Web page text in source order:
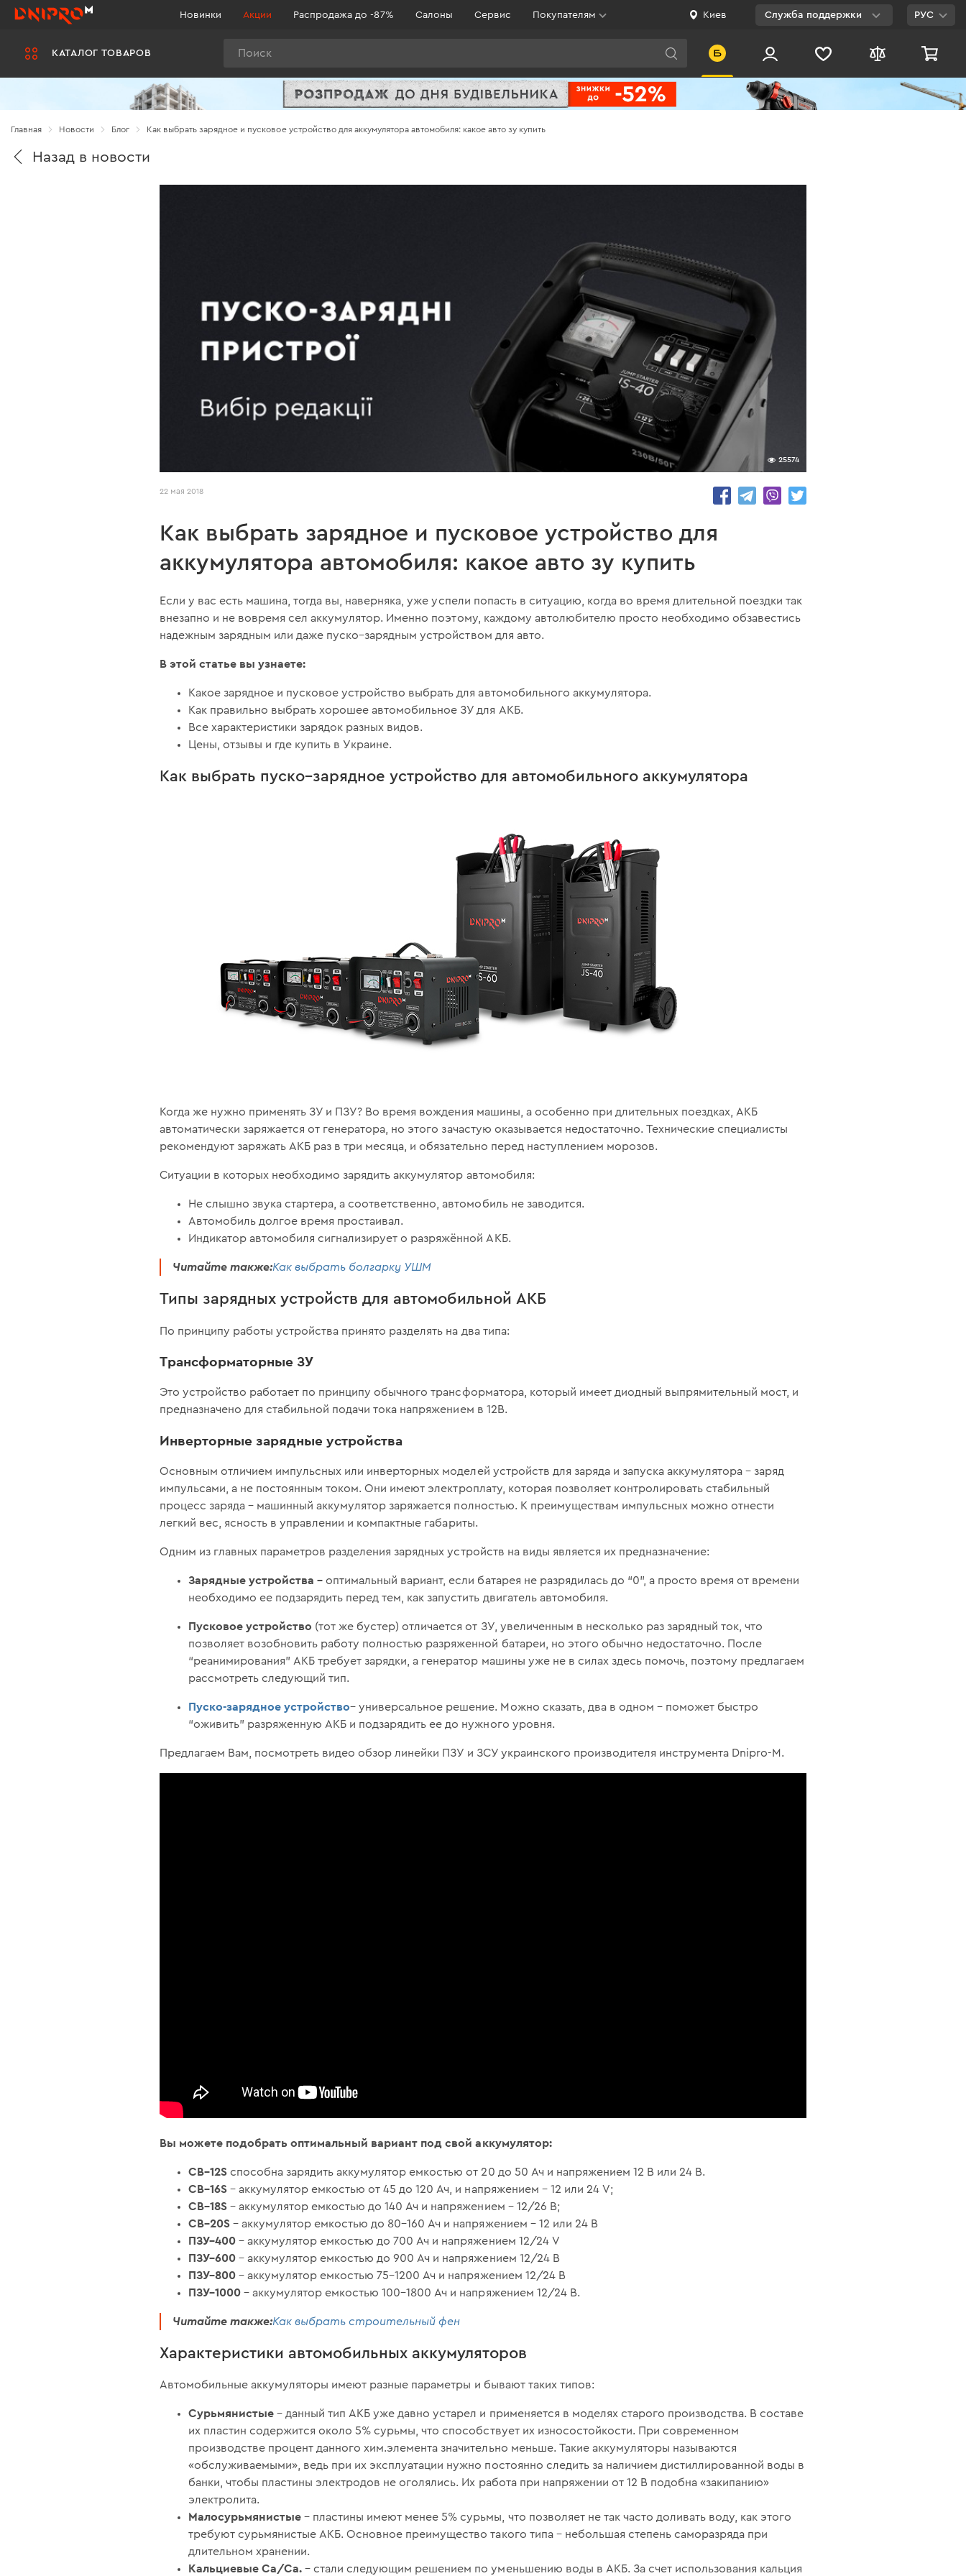
КАТАЛОГ ТОВАРОВ
Новинки Акции Распродажа до -87% Салоны Сервис Покупателям Киев Служба поддержки РУС
Главная Новости Блог Как выбрать зарядное и пусковое устройство для аккумулятора автомобиля: какое авто зу купить
Назад в новости
25574
22 мая 2018
Как выбрать зарядное и пусковое устройство для
аккумулятора автомобиля: какое авто зу купить
Если у вас есть машина, тогда вы, наверняка, уже успели попасть в ситуацию, когда во время длительной поездки так
внезапно и не вовремя сел аккумулятор. Именно поэтому, каждому автолюбителю просто необходимо обзавестись
надежным зарядным или даже пуско–зарядным устройством для авто.
В этой статье вы узнаете:
Какое зарядное и пусковое устройство выбрать для автомобильного аккумулятора.
Как правильно выбрать хорошее автомобильное ЗУ для АКБ.
Все характеристики зарядок разных видов.
Цены, отзывы и где купить в Украине.
Как выбрать пуско–зарядное устройство для автомобильного аккумулятора
Когда же нужно применять ЗУ и ПЗУ? Во время вождения машины, а особенно при длительных поездках, АКБ
автоматически заряжается от генератора, но этого зачастую оказывается недостаточно. Технические специалисты
рекомендуют заряжать АКБ раз в три месяца, и обязательно перед наступлением морозов.
Ситуации в которых необходимо зарядить аккумулятор автомобиля:
Не слышно звука стартера, а соответственно, автомобиль не заводится.
Автомобиль долгое время простаивал.
Индикатор автомобиля сигнализирует о разряжённой АКБ.
Читайте также:Как выбрать болгарку УШМ
Типы зарядных устройств для автомобильной АКБ
По принципу работы устройства принято разделять на два типа:
Трансформаторные ЗУ
Это устройство работает по принципу обычного трансформатора, который имеет диодный выпрямительный мост, и
предназначено для стабильной подачи тока напряжением в 12В.
Инверторные зарядные устройствa
Основным отличием импульсных или инверторных моделей устройств для заряда и запуска аккумулятора – заряд
импульсами, а не постоянным током. Они имеют электроплату, которая позволяет контролировать стабильный
процесс заряда – машинный аккумулятор заряжается полностью. К преимуществам импульсных можно отнести
легкий вес, ясность в управлении и компактные габариты.
Одним из главных параметров разделения зарядных устройств на виды является их предназначение:
Зарядные устройства –оптимальный вариант, если батарея не разрядилась до “0”, а просто время от времени
необходимо ее подзарядить перед тем, как запустить двигатель автомобиля.
Пусковое устройство (тот же бустер) отличается от ЗУ, увеличенным в несколько раз зарядный ток, что
позволяет возобновить работу полностью разряженной батареи, но этого обычно недостаточно. После
“реанимирования” АКБ требует зарядки, а генератор машины уже не в силах здесь помочь, поэтому предлагаем
рассмотреть следующий тип.
Пуско-зарядное устройство– универсальное решение. Можно сказать, два в одном – поможет быстро
“оживить” разряженную АКБ и подзарядить ее до нужного уровня.
Предлагаем Вам, посмотреть видео обзор линейки ПЗУ и ЗСУ украинского производителя инструмента Dnipro-M.
Вы можете подобрать оптимальный вариант под свой аккумулятор:
СВ–12S способна зарядить аккумулятор емкостью от 20 до 50 Ач и напряжением 12 В или 24 В.
СB–16S– аккумулятор емкостью от 45 до 120 Ач, и напряжением – 12 или 24 V;
СB–18S – аккумулятор емкостью до 140 Ач и напряжением – 12/26 В;
СВ–20S – аккумулятор емкостью до 80–160 Ач и напряжением – 12 или 24 В
ПЗУ–400 – аккумулятор емкостью до 700 Ач и напряжением 12/24 V
ПЗУ–600 – аккумулятор емкостью до 900 Ач и напряжением 12/24 В
ПЗУ–800– аккумулятор емкостью 75–1200 Ач и напряжением 12/24 В
ПЗУ–1000– аккумулятор емкостью 100–1800 Ач и напряжением 12/24 В.
Читайте также:Как выбрать строительный фен
Характеристики автомобильных аккумуляторов
Автомобильные аккумуляторы имеют разные параметры и бывают таких типов:
Сурьмянистые– данный тип АКБ уже давно устарел и применяется в моделях старого производства. В составе
их пластин содержится около 5% сурьмы, что способствует их износостойкости. При современном
производстве процент данного хим.элемента значительно меньше. Такие аккумуляторы называются
«обслуживаемыми», ведь при их эксплуатации нужно постоянно следить за наличием дистиллированной воды в
банки, чтобы пластины электродов не оголялись. Их работа при напряжении от 12 В подобна «закипанию»
электролита.
Малосурьмянистые– пластины имеют менее 5% сурьмы, что позволяет не так часто доливать воду, как этого
требуют сурьмянистые АКБ. Основное преимущество такого типа – небольшая степень саморазряда при
длительном хранении.
Кальциевые Ca/Ca. – стали следующим решением по уменьшению воды в АКБ. За счет использования кальция